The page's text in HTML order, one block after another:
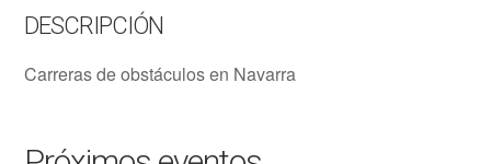
DESCRIPCIÓN
Carreras de obstáculos en Navarra